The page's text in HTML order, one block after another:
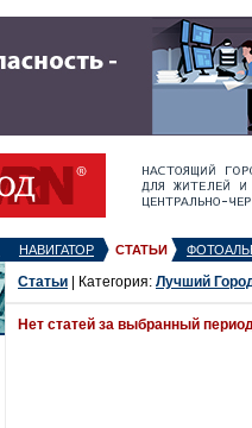
НАВИГАТОР СТАТЬИ
Статьи | Категория: Лучший
Нет статей за выбранный